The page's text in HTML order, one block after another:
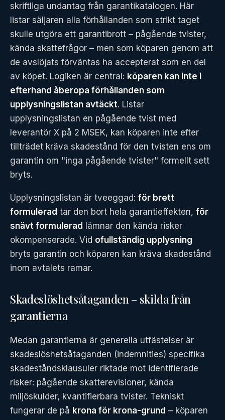
skriftliga undantag från garantikatalogen. Här
listar säljaren alla förhållanden som strikt taget
skulle utgöra ett garantibrott – pågående tvister,
kända skattefrågor – men som köparen genom att
de avslöjats förväntas ha accepterat som en del
av köpet. Logiken är central: köparen kan inte i
efterhand åberopa förhållanden som
upplysningslistan avtäckt. Listar
upplysningslistan en pågående tvist med
leverantör X på 2 MSEK, kan köparen inte efter
tillträdet kräva skadestånd för den tvisten ens om
garantin om "inga pågående tvister" formellt sett
bryts.
Upplysningslistan är tveeggad: för brett
formulerad tar den bort hela garantieffekten, för
snävt formulerad
lämnar den kända risker
okompenserade. Vid ofullständig upplysning
bryts garantin och köparen kan kräva skadestånd
inom avtalets ramar.
Skadeslöshetsåtaganden – skilda från
garantierna
Medan garantierna är generella utfästelser är
skadeslöshetsåtaganden (indemnities) specifika
skadeståndsklausuler riktade mot identifierade
risker: pågående skatterevisioner, kända
miljöskulder, kvantifierbara tvister. Tekniskt
fungerar de på krona för krona-grund – köparen